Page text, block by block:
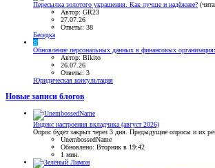
Пересылка золотого украшения. Как лучше и надёжнее?
Автор: GR23
27.07.26
Ответы: 38
Беседка
B
Обновление персональных данных в финансовых
Автор: Bikito
26.07.26
Ответы: 3
Юридическая консультация
Новые записи блогов
Индекс настроения вкладчика (август 2026)
Опрос будет закрыт через 3 дня. Предыдущие опросы и их
UnembossedName
Обновлено: Вторник в 19:42
1 мин.